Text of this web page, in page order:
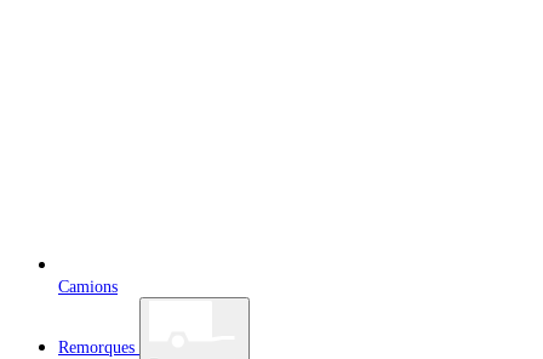
Camions
Remorques